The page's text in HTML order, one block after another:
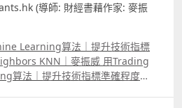
(導師: 財經書藉作家: 麥振
Learning算法｜提升技術指標
KNN｜麥振威 用Trading
算法｜提升技術指標準確程度｜